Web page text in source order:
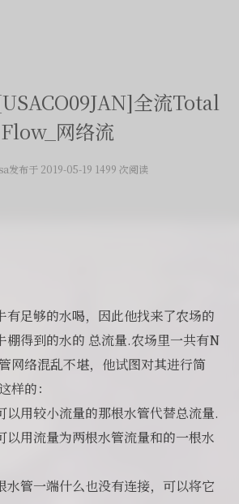
全流Total
Flow_网络流
发布于 2019-05-19 1499 次阅读
有足够的水喝，因此他找来了农场的
棚得到的水的 总流量.农场里一共有N
网络混乱不堪，他试图对其进行简
样的：
以用较小流量的那根水管代替总流量.
以用流量为两根水管流量和的一根水
水管一端什么也没有连接，可以将它